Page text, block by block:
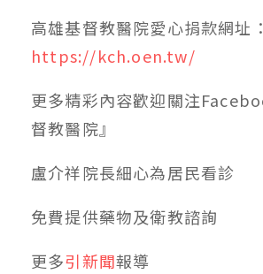
高雄基督教醫院愛心捐款網址：
https://kch.oen.tw/
更多精彩內容歡迎關注
督教醫院』
盧介祥院長細心為居民看診
免費提供藥物及衛教諮詢
更多引新聞報導